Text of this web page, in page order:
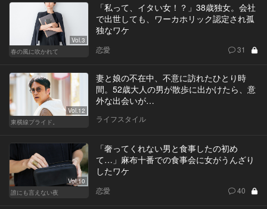
Vol.3
春の風に吹かれて
「私って、イタい女！？」38歳独女。会社
で出世しても、ワーカホリック認定され孤
独なワケ
恋愛 31
Vol.12
東横線プライド。
妻と娘の不在中、不意に訪れたひとり時
間。52歳大人の男が散歩に出かけたら、意
外な出会いが…
ライフスタイル
Vol.10
誰にも言えない夜
「奢ってくれない男と食事したの初め
て…」麻布十番での食事会に女がうんざり
したワケ
恋愛 40